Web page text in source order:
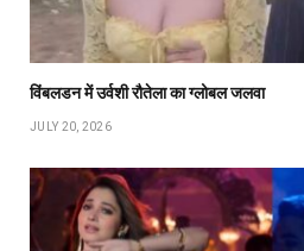
विंबलडन में उर्वशी रौतेला का ग्लोबल जलवा
JULY 20, 2026